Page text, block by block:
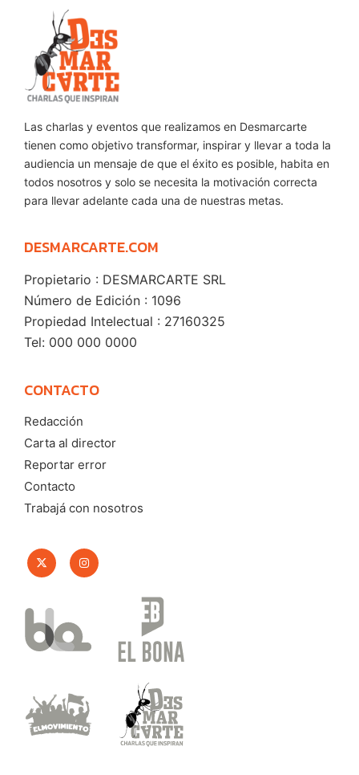
Las charlas y eventos que realizamos en Desmarcarte
tienen como objetivo transformar, inspirar y llevar a toda la
audiencia un mensaje de que el éxito es posible, habita en
todos nosotros y solo se necesita la motivación correcta
para llevar adelante cada una de nuestras metas.
DESMARCARTE.COM
Propietario : DESMARCARTE SRL
Número de Edición : 1096
Propiedad Intelectual : 27160325
Tel: 000 000 0000
CONTACTO
Redacción
Carta al director
Reportar error
Contacto
Trabajá con nosotros